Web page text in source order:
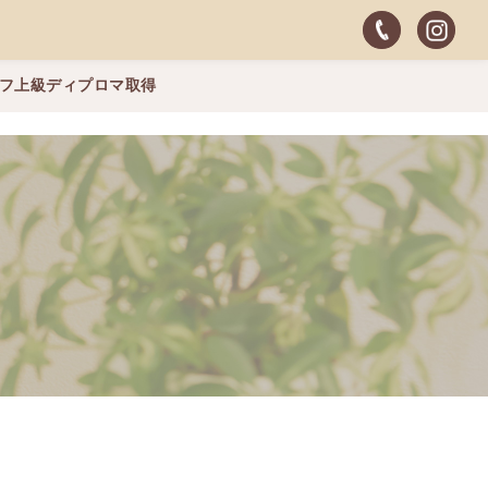
上級ディプロマ取得